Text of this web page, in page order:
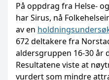
På oppdrag fra Helse-
har Sirus, nå
av en
672 deltakere fra
aldersgruppen 16-30 år
Resultatene viste at
vurdert som mindre